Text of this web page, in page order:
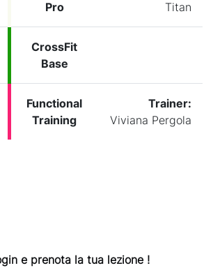
Pro
Titan
CrossFit
Base
Functional
Training
Trainer:
Viviana Pergola
e prenota la tua lezione !